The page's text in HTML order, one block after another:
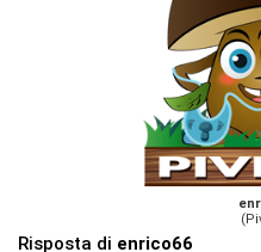
Risposta di enrico66